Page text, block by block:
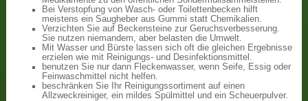
Bei Verstopfung von Wasch- oder Toilettenbecken hilft
meistens ein Saugheber aus Gummi statt Chemikalien.
Verzichten Sie auf Beckensteine zur Geruchsverbesserung.
Sie nutzen niemandem, aber belasten die Umwelt.
Mit Wasser und Bürste lassen sich oft die gleichen Ergebnisse
erzielen wie mit Reinigungs- und Desinfektionsmittel.
benutzen Sie nur dann Fleckenwasser, wenn Seife, Essig oder
Feinwaschmittel nicht helfen.
beschränken Sie Ihr Reinigungssortiment auf einen
Allzweckreiniger, ein mildes Spülmittel und ein Scheuerpulver.